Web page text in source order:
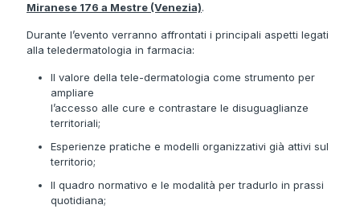
Miranese 176 a Mestre (Venezia).
Durante l’evento verranno affrontati i principali aspetti legati
alla teledermatologia in farmacia:
Il valore della tele-dermatologia come strumento per
ampliare
l’accesso alle cure e contrastare le disuguaglianze
territoriali;
Esperienze pratiche e modelli organizzativi già attivi sul
territorio;
Il quadro normativo e le modalità per tradurlo in prassi
quotidiana;